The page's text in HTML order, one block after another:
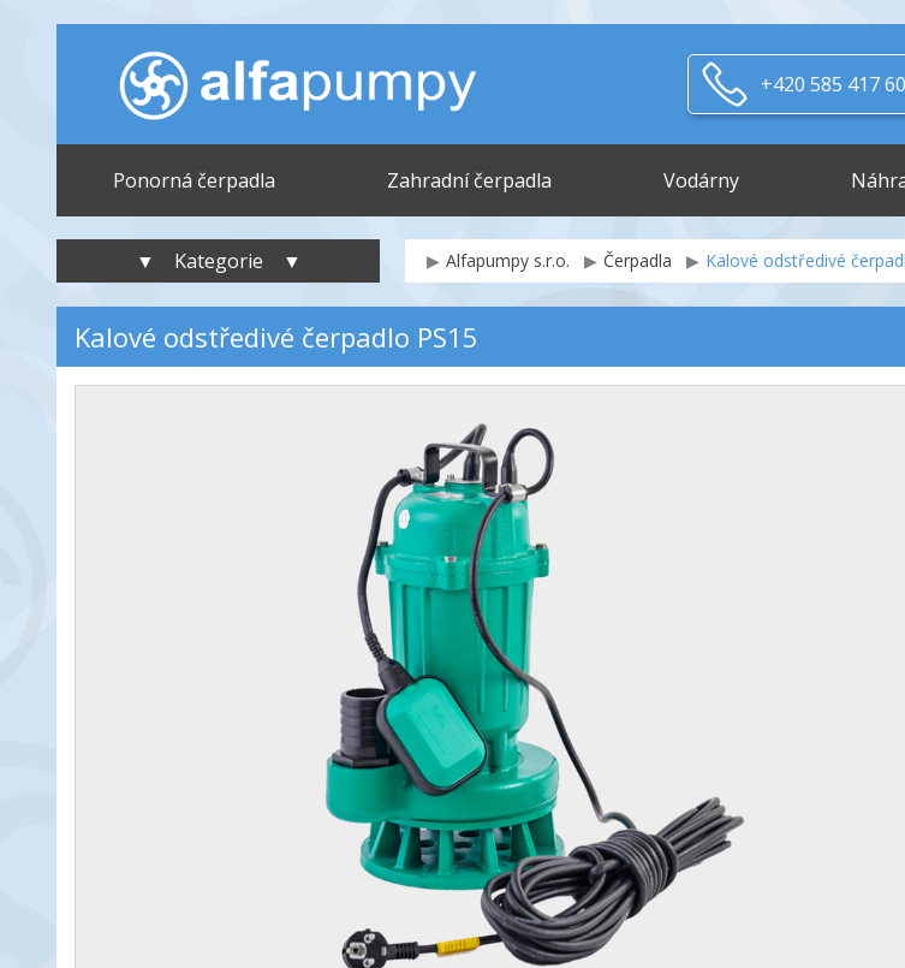
+420 585 417
Ponorná čerpadla Zahradní čerpadla Vodárny
▼ Kategorie ▼ Alfapumpy s.r.o. Čerpadla Kalové odstředivé
Kalové odstředivé čerpadlo PS15